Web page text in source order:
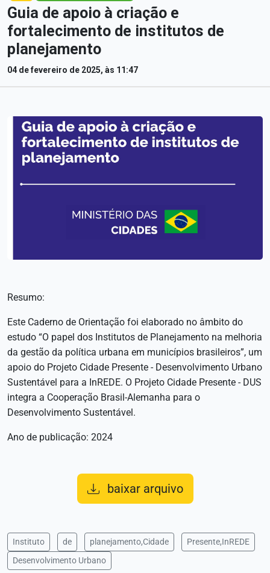
Guia de apoio à criação e
fortalecimento de institutos de
planejamento
04 de fevereiro de 2025, às 11:47
Resumo:
Este Caderno de Orientação foi elaborado no âmbito do
estudo “O papel dos Institutos de Planejamento na melhoria
da gestão da política urbana em municípios brasileiros”, um
apoio do Projeto Cidade Presente - Desenvolvimento Urbano
Sustentável para a InREDE. O Projeto Cidade Presente - DUS
integra a Cooperação Brasil-Alemanha para o
Desenvolvimento Sustentável.
Ano de publicação: 2024
baixar arquivo
Instituto de planejamento,Cidade
Presente,InREDE
Desenvolvimento Urbano